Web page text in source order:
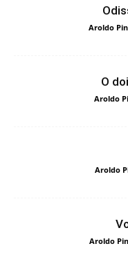
Aroldo
O
Aroldo
Aroldo
Aroldo